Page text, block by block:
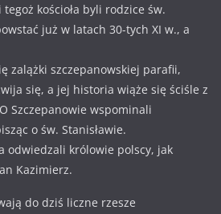
kościoła byli rodzice św.
już w latach 30-tych XI w., a
zalążki szczepanowskiej parafii,
się, a jej historia wiąże się ściśle z
Szczepanowie wspominali
o św. Stanisławie.
odwiedzali królowie polscy, jak
Kazimierz.
do dziś liczne rzesze